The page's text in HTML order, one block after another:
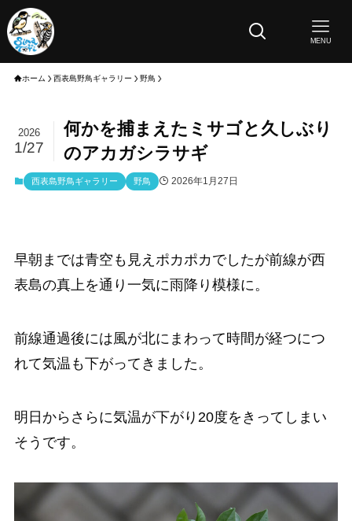
MENU
ホーム 西表島野鳥ギャラリー 野鳥
何かを捕まえたミサゴと久しぶり
のアカガシラサギ
2026
1/27
西表島野鳥ギャラリー 野鳥 2026年1月27日
早朝までは青空も見えポカポカでしたが前線が西
表島の真上を通り一気に雨降り模様に。
前線通過後には風が北にまわって時間が経つにつ
れて気温も下がってきました。
明日からさらに気温が下がり20度をきってしまい
そうです。